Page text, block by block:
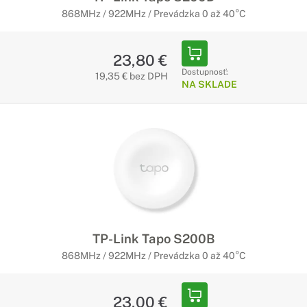
868MHz / 922MHz / Prevádzka 0 až 40°C
23,80 €
19,35 € bez DPH Dostupnosť:
NA SKLADE
TP-Link Tapo S200B
868MHz / 922MHz / Prevádzka 0 až 40°C
23,00 €